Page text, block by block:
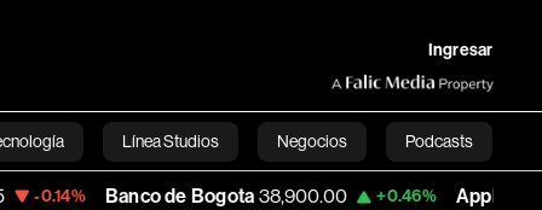
Ingresar
Línea Studios Negocios Podcasts
English
Banco de Bogota 38,900.00 +0.46% Apple 313.305